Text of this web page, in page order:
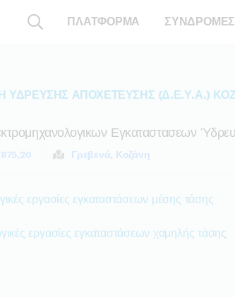
ΠΛΑΤΦΟΡΜΑ ΣΥΝΔΡΟΜΕΣ
ΥΔΡΕΥΣΗΣ ΑΠΟΧΕΤΕΥΣΗΣ (Δ.Ε.Υ.Α.)
Εγκαταστασεων
Γρεβενά, Κοζάνη
εργασίες εγκαταστάσεων μέσης τάσης
εργασίες εγκαταστάσεων χαμηλής τάσης